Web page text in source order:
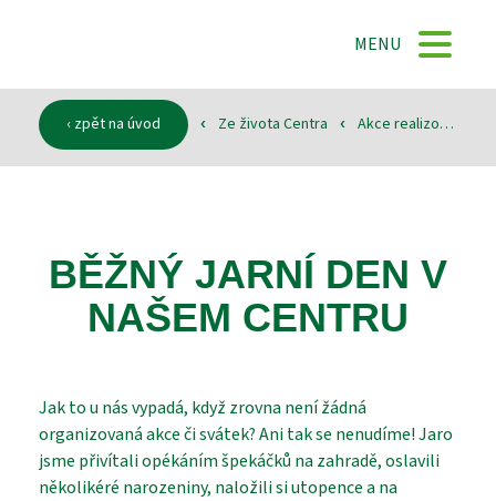
MENU
O NÁS
DOKUMENTY
KONTAKTY
‹ zpět na úvod ‹ Ze života Centra ‹ Akce realizované
BĚŽNÝ JARNÍ DEN V
NAŠEM CENTRU
Jak to u nás vypadá, když zrovna není žádná
organizovaná akce či svátek? Ani tak se nenudíme! Jaro
jsme přivítali opékáním špekáčků na zahradě, oslavili
několikéré narozeniny, naložili si utopence a na